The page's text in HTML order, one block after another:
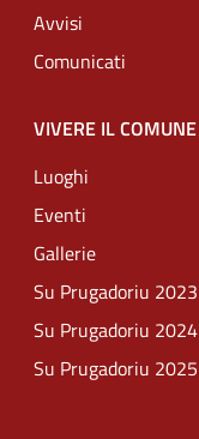
Avvisi
Comunicati
VIVERE IL COMUNE
Luoghi
Eventi
Gallerie
Su Prugadoriu 2023
Su Prugadoriu 2024
Su Prugadoriu 2025